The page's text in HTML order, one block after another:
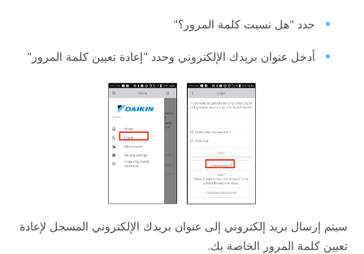
حدد "هل نسيت كلمة المرور؟"
أدخل عنوان بريدك الإلكتروني وحدد "إعادة تعيين كلمة المرور"
سيتم إرسال بريد إلكتروني إلى عنوان بريدك الإلكتروني المسجل لإعادة
تعيين كلمة المرور الخاصة بك.